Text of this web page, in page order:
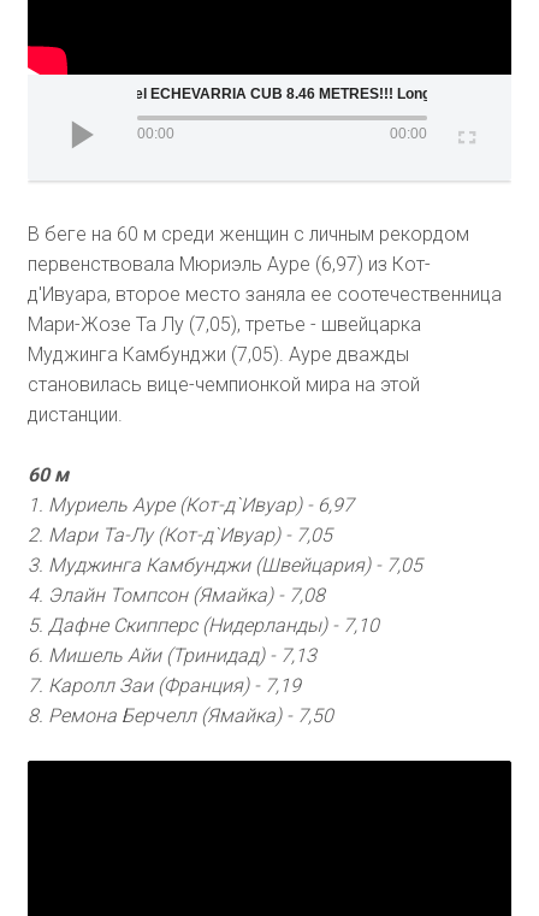
Juan Miguel ECHEVARRIA CUB 8.46 METRES!!! Long
00:00 00:00
В беге на 60 м среди женщин с личным рекордом
первенствовала Мюриэль Ауре (6,97) из Кот-
д'Ивуара, второе место заняла ее соотечественница
Мари-Жозе Та Лу (7,05), третье - швейцарка
Муджинга Камбунджи (7,05). Ауре дважды
становилась вице-чемпионкой мира на этой
дистанции.
60 м
1. Муриель Ауре (Кот-д`Ивуар) - 6,97
2. Мари Та-Лу (Кот-д`Ивуар) - 7,05
3. Муджинга Камбунджи (Швейцария) - 7,05
4. Элайн Томпсон (Ямайка) - 7,08
5. Дафне Скипперс (Нидерланды) - 7,10
6. Мишель Айи (Тринидад) - 7,13
7. Каролл Заи (Франция) - 7,19
8. Ремона Берчелл (Ямайка) - 7,50